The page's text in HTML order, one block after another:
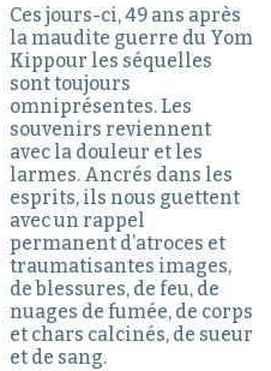
Ces jours-ci, 49 ans après
la maudite guerre du Yom
Kippour les séquelles
sont toujours
omniprésentes. Les
souvenirs reviennent
avec la douleur et les
larmes. Ancrés dans les
esprits, ils nous guettent
avec un rappel
permanent d’atroces et
traumatisantes images,
de blessures, de feu, de
nuages de fumée, de corps
et chars calcinés, de sueur
et de sang.